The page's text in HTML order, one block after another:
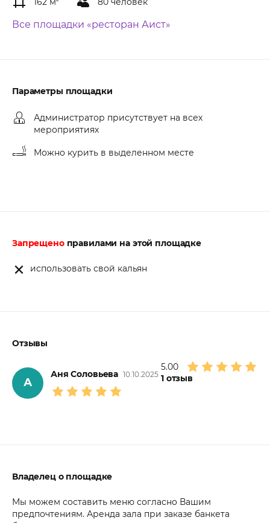
Все площадки «ресторан Аист»
Параметры площадки
Администратор присутствует на всех
мероприятиях
Можно курить в выделенном месте
Запрещеноправилами на этой площадке
использовать свой кальян
Отзывы
5.00
1отзыв
А
Аня Соловьева 10.10.2025
Владелец о площадке
Мы можем составить меню согласно Вашим
предпочтениям. Аренда зала при заказе банкета